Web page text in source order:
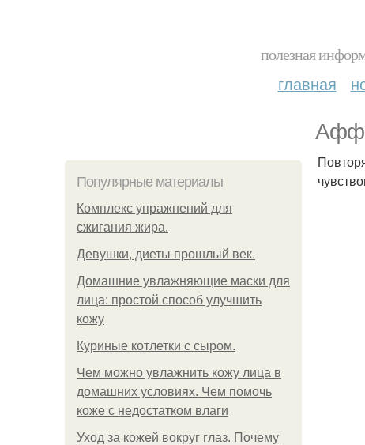
полезная
главная
Популярные материалы
Комплекс упражнений для
сжигания жира.
Девушки, диеты прошлый век.
Домашние увлажняющие маски для
лица: простой способ улучшить
кожу
Куриные котлетки с сыром.
Чем можно увлажнить кожу лица в
домашних условиях. Чем помочь
коже с недостатком влаги
Уход за кожей вокруг глаз. Почему